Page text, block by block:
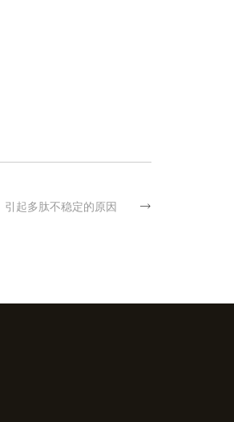
引起多肽不稳定的原因